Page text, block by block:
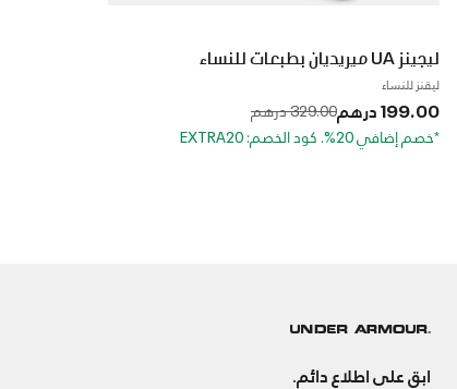
ليجينز UA ميريديان بطبعات للنساء
ليقنز للنساء
199.00 درهم Price reduced from
329.00 درهم
to
*خصم إضافي 20%. كود الخصم: EXTRA20
ابق على اطلاع دائم.